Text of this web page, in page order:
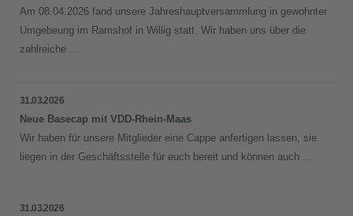
Am 08.04.2026 fand unsere Jahreshauptversammlung in gewohnter
Umgebeung im Ramshof in Willig statt. Wir haben uns über die
zahlreiche ...
31.03.2026
Neue Basecap mit VDD-Rhein-Maas
Wir haben für unsere Mitglieder eine Cappe anfertigen lassen, sie
liegen in der Geschäftsstelle für euch bereit und können auch ...
31.03.2026